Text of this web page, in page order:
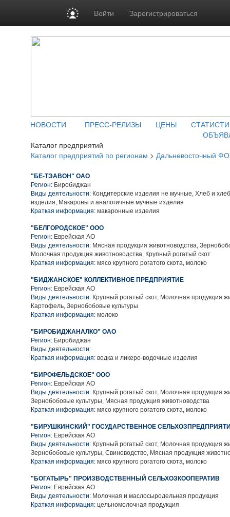
Войти Зарегистрироваться
НОВОСТИ ПРЕСС-РЕЛИЗЫ ЦЕНЫ
Каталог предприятий
Каталог предприятий по регионам > Дальневосточный
"БЕ-ТЭАВОН" ОАО
Регион: Биробиджан
Виды деятельности: Кондитерские изделия не мучные, Хлеб и
изделия, Макароны и аналогичные мучные изделия
Краткая информация: макаронные изделия
"БЕЛГОРОДСКОЕ" ООО
Регион: Еврейская АО
Виды деятельности: Мясная продукция животноводства,
Молочная продукция животноводства, Крупный рогатый скот
Краткая информация: мясо крупного рогатого скота, молоко
"БИДЖАНСКОЕ" КОЛЛЕКТИВНОЕ ПРЕДПРИЯТИЕ
Регион: Еврейская АО
Виды деятельности: Крупный рогатый скот, Молочная продукция
Картофель, Зернобобовые культуры
Краткая информация: молоко
"БИРОБИДЖАНАЛКО" ОАО
Регион: Биробиджан
Виды деятельности:
Краткая информация: водка и ликеро-водочные изделия
"БИРОФЕЛЬДСКОЕ" ООО
Регион: Еврейская АО
Виды деятельности: Крупный рогатый скот, Молочная продукция
Зернобобовые культуры, Мясная продукция животноводства
Краткая информация: мясо крупного рогатого скота, молоко
"БИРУШКИНСКИЙ" ГОСУДАРСТВЕННОЕ
Регион: Еврейская АО
Виды деятельности: Крупный рогатый скот, Молочная продукция
Зернобобовые культуры, Свиноводство, Мясная продукция
Краткая информация: мясо крупного рогатого скота, молоко
"БОГАТЫРЬ" ПРОИЗВОДСТВЕННЫЙ СЕЛЬХОЗКООПЕРАТИВ
Регион: Еврейская АО
Виды деятельности: Молочная и маслосыродельная продукция
Краткая информация: цельномолочная продукция